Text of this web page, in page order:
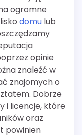
ogromne
domu lub
opinie
znaleźć w
znajomych o
Dobrze
i licencje, które
oraz
powinien